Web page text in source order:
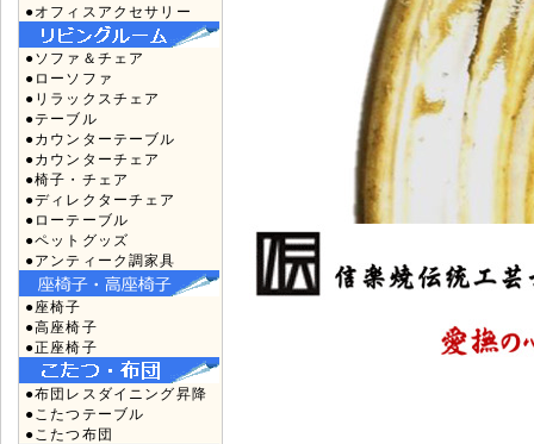
●オフィスアクセサリー
●ソファ＆チェア
●ローソファ
●リラックスチェア
●テーブル
●カウンターテーブル
●カウンターチェア
●椅子・チェア
●ディレクターチェア
●ローテーブル
●ペットグッズ
●アンティーク調家具
●座椅子
●高座椅子
●正座椅子
●布団レスダイニング昇降
●こたつテーブル
●こたつ布団